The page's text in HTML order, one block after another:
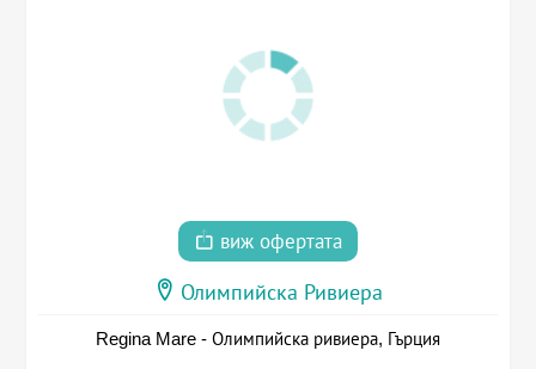
виж офертата
Олимпийска Ривиера
Regina Mare - Олимпийска ривиера, Гърция